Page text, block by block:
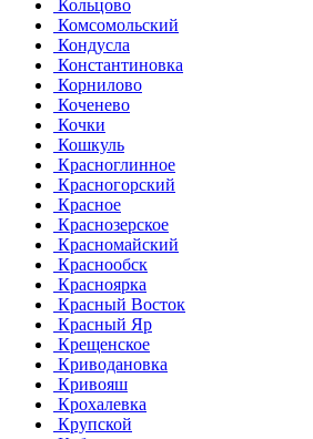
Кольцово
Комсомольский
Кондусла
Константиновка
Корнилово
Коченево
Кочки
Кошкуль
Красноглинное
Красногорский
Красное
Краснозерское
Красномайский
Краснообск
Красноярка
Красный Восток
Красный Яр
Крещенское
Криводановка
Кривояш
Крохалевка
Крупской